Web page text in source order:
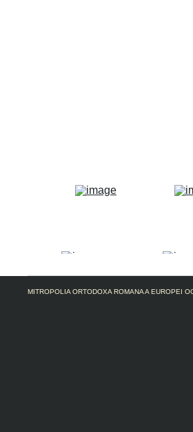
MITROPOLIA ORTODOXA ROMANA A EUROPEI